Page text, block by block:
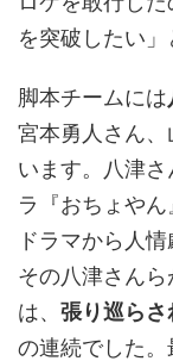
を突破したい」
脚本チームには
宮本勇人さん
います。八津
ラ『おちょや
ドラマから人
その八津さん
は、 張り巡らさ
の連続でした